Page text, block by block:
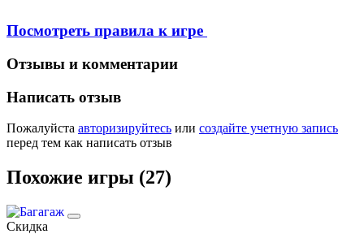
Посмотреть правила к игре
Отзывы и комментарии
Написать отзыв
Пожалуйста авторизируйтесь или создайте учетную запись
перед тем как написать отзыв
Похожие игры (27)
Скидка